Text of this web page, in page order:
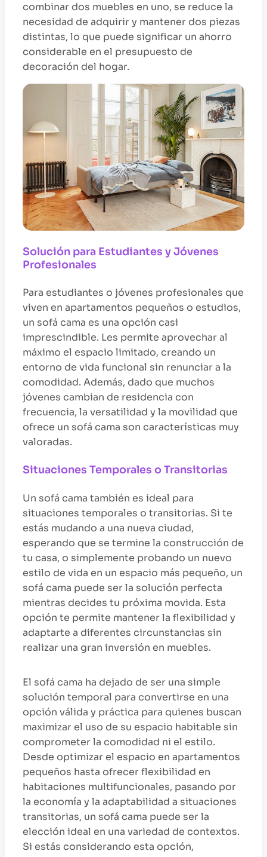
combinar dos muebles en uno, se reduce la
necesidad de adquirir y mantener dos piezas
distintas, lo que puede significar un ahorro
considerable en el presupuesto de
decoración del hogar.
Solución para Estudiantes y Jóvenes
Profesionales
Para estudiantes o jóvenes profesionales que
viven en apartamentos pequeños o estudios,
un sofá cama es una opción casi
imprescindible. Les permite aprovechar al
máximo el espacio limitado, creando un
entorno de vida funcional sin renunciar a la
comodidad. Además, dado que muchos
jóvenes cambian de residencia con
frecuencia, la versatilidad y la movilidad que
ofrece un sofá cama son características muy
valoradas.
Situaciones Temporales o Transitorias
Un sofá cama también es ideal para
situaciones temporales o transitorias. Si te
estás mudando a una nueva ciudad,
esperando que se termine la construcción de
tu casa, o simplemente probando un nuevo
estilo de vida en un espacio más pequeño, un
sofá cama puede ser la solución perfecta
mientras decides tu próxima movida. Esta
opción te permite mantener la flexibilidad y
adaptarte a diferentes circunstancias sin
realizar una gran inversión en muebles.
El sofá cama ha dejado de ser una simple
solución temporal para convertirse en una
opción válida y práctica para quienes buscan
maximizar el uso de su espacio habitable sin
comprometer la comodidad ni el estilo.
Desde optimizar el espacio en apartamentos
pequeños hasta ofrecer flexibilidad en
habitaciones multifuncionales, pasando por
la economía y la adaptabilidad a situaciones
transitorias, un sofá cama puede ser la
elección ideal en una variedad de contextos.
Si estás considerando esta opción,